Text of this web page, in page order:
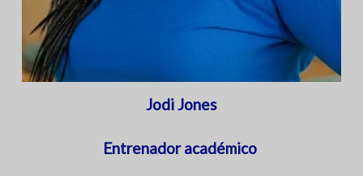
Jodi Jones
Entrenador académico